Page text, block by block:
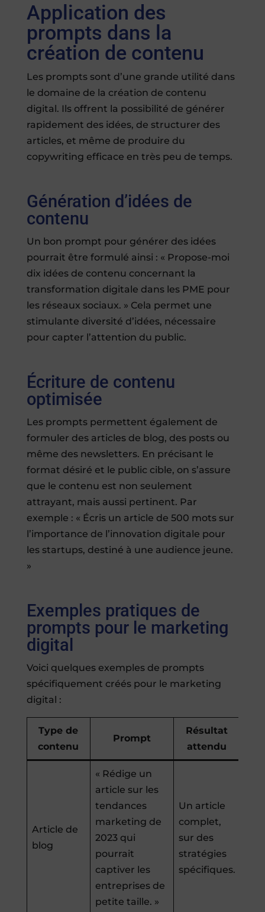
Application des
prompts dans la
création de contenu
Les prompts sont d’une grande utilité dans
le domaine de la création de contenu
digital. Ils offrent la possibilité de générer
rapidement des idées, de structurer des
articles, et même de produire du
copywriting efficace en très peu de temps.
Génération d’idées de
contenu
Un bon prompt pour générer des idées
pourrait être formulé ainsi : « Propose-moi
dix idées de contenu concernant la
transformation digitale dans les PME pour
les réseaux sociaux. » Cela permet une
stimulante diversité d’idées, nécessaire
pour capter l’attention du public.
Écriture de contenu
optimisée
Les prompts permettent également de
formuler des articles de blog, des posts ou
même des newsletters. En précisant le
format désiré et le public cible, on s’assure
que le contenu est non seulement
attrayant, mais aussi pertinent. Par
exemple : « Écris un article de 500 mots sur
l’importance de l’innovation digitale pour
les startups, destiné à une audience jeune.
»
Exemples pratiques de
prompts pour le marketing
digital
Voici quelques exemples de prompts
spécifiquement créés pour le marketing
digital :
Type de
contenu
Prompt
Résultat
attendu
Article de
blog
« Rédige un
article sur les
tendances
marketing de
2023 qui
pourrait
captiver les
entreprises de
petite taille. »
Un article
complet,
sur des
stratégies
spécifiques.